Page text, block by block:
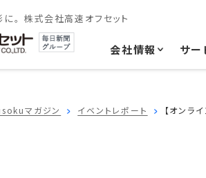
に。 株式会社高速オフセット
会社情報 サー
マガジン イベントレポート 【オンラ